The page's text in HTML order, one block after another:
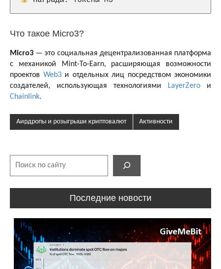
Что такое Micro3?
Micro3 — это социальная децентрализованная платформа
с механикой Mint-To-Earn, расширяющая возможности
проектов Web3и отдельных лиц посредством экономики
создателей, использующая технологиями
LayerZero и
Chainlink.
Аирдропы и розыгрыши криптовалют Активности
Последние новости